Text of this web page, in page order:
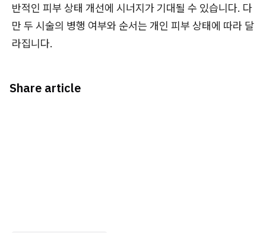
반적인 피부 상태 개선에 시너지가 기대될 수 있습니다. 다
만 두 시술의 병행 여부와 순서는 개인 피부 상태에 따라 달
라집니다.
Share article